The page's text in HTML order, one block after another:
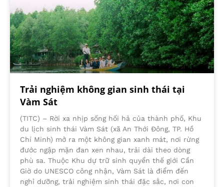
Trải nghiệm không gian sinh thái tại
Vàm Sát
(TITC) – Rời xa nhịp sống hối hả của thành phố, Khu
du lịch sinh thái Vàm Sát (xã An Thới Đông, TP. Hồ
Chí Minh) mở ra một không gian xanh mát, nơi rừng
đước ngập mặn đan xen nhau, trải dài theo dòng
phù sa. Thuộc Khu dự trữ sinh quyển thế giới Cần
Giờ do UNESCO công nhận, Vàm Sát là điểm đến
nghỉ dưỡng, trải nghiệm sinh thái đặc sắc, nơi con